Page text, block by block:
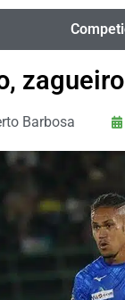
Barbosa